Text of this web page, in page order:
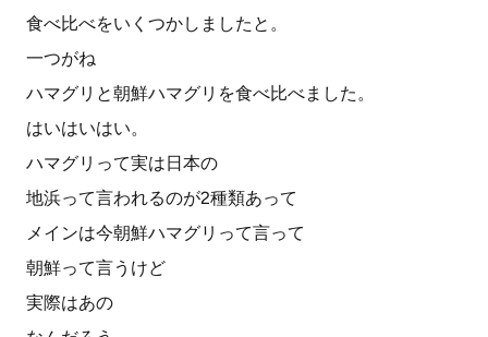
食べ比べをいくつかしましたと。
一つがね
ハマグリと朝鮮ハマグリを食べ比べました。
はいはいはい。
ハマグリって実は日本の
地浜って言われるのが2種類あって
メインは今朝鮮ハマグリって言って
朝鮮って言うけど
実際はあの